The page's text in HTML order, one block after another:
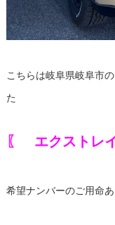
こちらは岐阜県岐阜市の
た
〖 エクストレ
希望ナンバーのご用命